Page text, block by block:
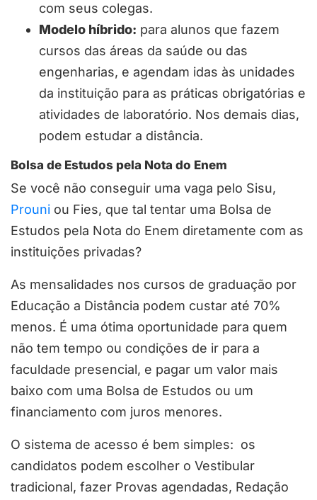
com seus colegas.
Modelo híbrido: para alunos que fazem
cursos das áreas da saúde ou das
engenharias, e agendam idas às unidades
da instituição para as práticas obrigatórias e
atividades de laboratório. Nos demais dias,
podem estudar a distância.
Bolsa de Estudos pela Nota do Enem
Se você não conseguir uma vaga pelo Sisu,
Prouni ou Fies, que tal tentar uma Bolsa de
Estudos pela Nota do Enem diretamente com as
instituições privadas?
As mensalidades nos cursos de graduação por
Educação a Distância podem custar até 70%
menos. É uma ótima oportunidade para quem
não tem tempo ou condições de ir para a
faculdade presencial, e pagar um valor mais
baixo com uma Bolsa de Estudos ou um
financiamento com juros menores.
O sistema de acesso é bem simples: os
candidatos podem escolher o Vestibular
tradicional, fazer Provas agendadas, Redação